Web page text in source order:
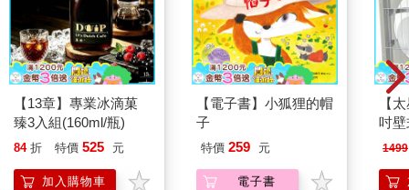
【13章】專業冰滴菓
臻3入組(160ml/瓶)
84 折 特價 525 元
加入購物車
【電子書】小狐狸的帽
子
特價 259 元
電子書
【
吋
機)
1499